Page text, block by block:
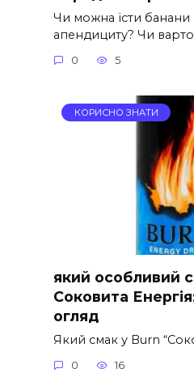
Чи можна їсти банани
апендициту? Чи
0 5
КОРИСНО ЗНАТИ
який особливий
Соковита
огляд
Який смак у Burn
0 16